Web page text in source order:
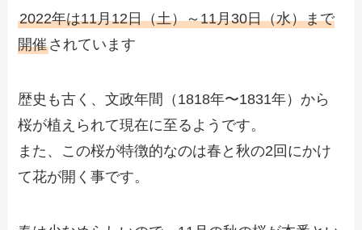
2022年は11月12日（土）～11月30日（水）まで
開催されています
歴史も古く、文政年間（1818年〜1831年）から
桜が植えられて現在に至るようです。
また、この桜が特徴的なのは春と秋の2回にかけ
て花が開く事です。